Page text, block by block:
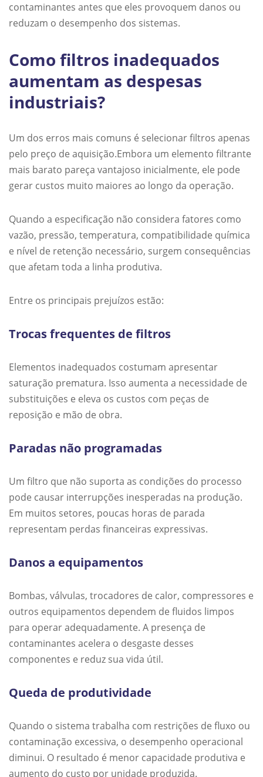
contaminantes antes que eles provoquem danos ou
reduzam o desempenho dos sistemas.
Como filtros inadequados
aumentam as despesas
industriais?
Um dos erros mais comuns é selecionar filtros apenas
pelo preço de aquisição.Embora um elemento filtrante
mais barato pareça vantajoso inicialmente, ele pode
gerar custos muito maiores ao longo da operação.
Quando a especificação não considera fatores como
vazão, pressão, temperatura, compatibilidade química
e nível de retenção necessário, surgem consequências
que afetam toda a linha produtiva.
Entre os principais prejuízos estão:
Trocas frequentes de filtros
Elementos inadequados costumam apresentar
saturação prematura. Isso aumenta a necessidade de
substituições e eleva os custos com peças de
reposição e mão de obra.
Paradas não programadas
Um filtro que não suporta as condições do processo
pode causar interrupções inesperadas na produção.
Em muitos setores, poucas horas de parada
representam perdas financeiras expressivas.
Danos a equipamentos
Bombas, válvulas, trocadores de calor, compressores e
outros equipamentos dependem de fluidos limpos
para operar adequadamente. A presença de
contaminantes acelera o desgaste desses
componentes e reduz sua vida útil.
Queda de produtividade
Quando o sistema trabalha com restrições de fluxo ou
contaminação excessiva, o desempenho operacional
diminui. O resultado é menor capacidade produtiva e
aumento do custo por unidade produzida.